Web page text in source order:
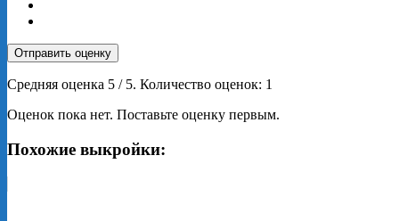
Отправить оценку
Средняя оценка 5 / 5. Количество оценок: 1
Оценок пока нет. Поставьте оценку первым.
Похожие выкройки: